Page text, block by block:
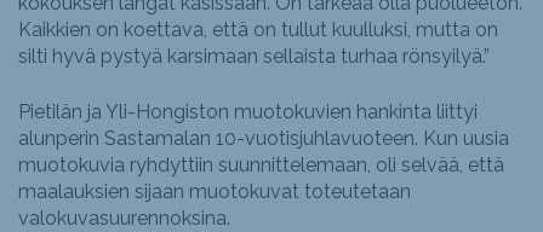
Kaikkien on koettava, että on tullut kuulluksi, mutta on
silti hyvä pystyä karsimaan sellaista turhaa rönsyilyä.”
Pietilän ja Yli-Hongiston muotokuvien hankinta liittyi
alunperin Sastamalan 10-vuotisjuhlavuoteen. Kun uusia
muotokuvia ryhdyttiin suunnittelemaan, oli selvää, että
maalauksien sijaan muotokuvat toteutetaan
valokuvasuurennoksina.